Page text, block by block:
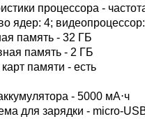
процессора -
ядер: 4;
память - 32 ГБ
память - 2 ГБ
памяти - есть
- 5000 мА⋅ч
для зарядки - micro-